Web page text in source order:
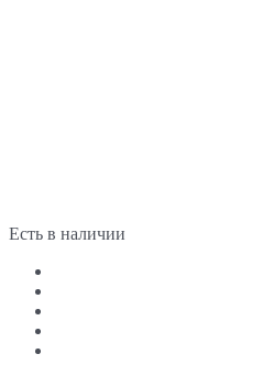
Есть в наличии